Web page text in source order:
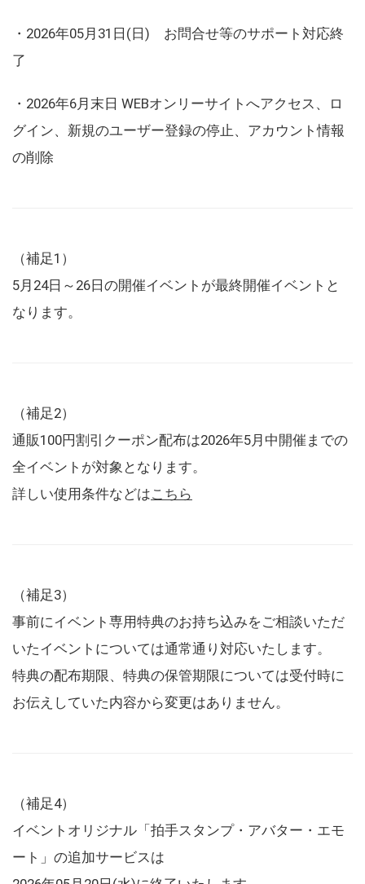
・2026年05月31日(日) お問合せ等のサポート対応終
了
・2026年6月末日 WEBオンリーサイトへアクセス、ロ
グイン、新規のユーザー登録の停止、アカウント情報
の削除
（補足1）
5月24日～26日の開催イベントが最終開催イベントと
なります。
（補足2）
通販100円割引クーポン配布は2026年5月中開催までの
全イベントが対象となります。
詳しい使用条件などはこちら
（補足3）
事前にイベント専用特典のお持ち込みをご相談いただ
いたイベントについては通常通り対応いたします。
特典の配布期限、特典の保管期限については受付時に
お伝えしていた内容から変更はありません。
（補足4）
イベントオリジナル「拍手スタンプ・アバター・エモ
ート」の追加サービスは